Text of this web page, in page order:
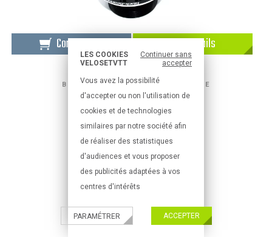
LES COOKIES
VELOSETVTT
Continuer sans
accepter
Vous avez la possibilité
d'accepter ou non l'utilisation de
cookies et de technologies
similaires par notre société afin
de réaliser des statistiques
d'audiences et vous proposer
des publicités adaptées à vos
centres d'intérêts
PARAMÉTRER ACCEPTER
Commander Détails
BOITIER PÉDALIER VÉLO ROUTE
BOITIER DE P
69,95 €